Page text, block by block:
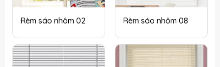
Rèm sáo nhôm 02 Rèm sáo nhôm 08